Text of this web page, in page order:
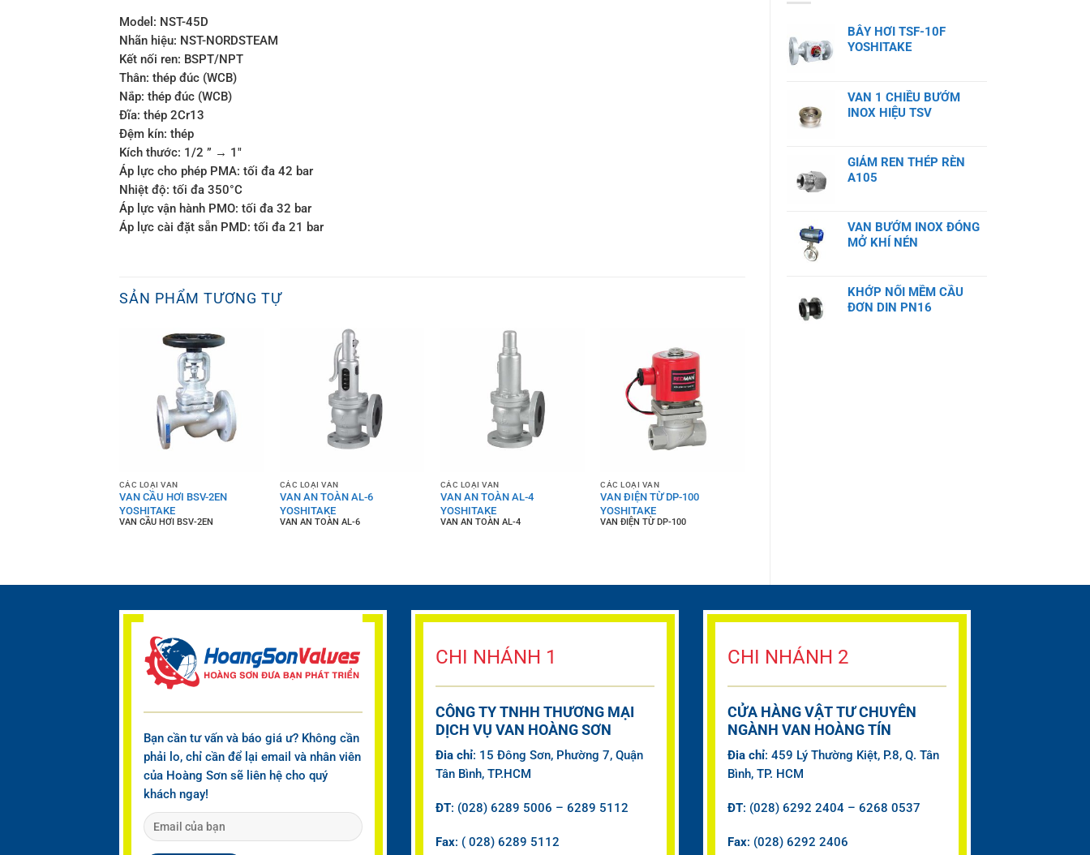
BẪY HƠI TSF-10F
YOSHITAKE
VAN 1 CHIỀU BƯỚM
INOX HIỆU TSV
GIẢM REN THÉP RÈN
A105
VAN BƯỚM INOX ĐÓNG
MỞ KHÍ NÉN
KHỚP NỐI MỀM CẦU
ĐƠN DIN PN16
Model: NST-45D
Nhãn hiệu: NST-NORDSTEAM
Kết nối ren: BSPT/NPT
Thân: thép đúc (WCB)
Nắp: thép đúc (WCB)
Đĩa: thép 2Cr13
Đệm kín: thép
Kích thước: 1/2 ” → 1″
Áp lực cho phép PMA: tối đa 42 bar
Nhiệt độ: tối đa 350°C
Áp lực vận hành PMO: tối đa 32 bar
Áp lực cài đặt sẵn PMD: tối đa 21 bar
SẢN PHẨM TƯƠNG TỰ
CÁC LOẠI VAN
VAN CẦU HƠI BSV-2EN
YOSHITAKE
VAN CẦU HƠI BSV-2EN
CÁC LOẠI VAN
VAN AN TOÀN AL-6
YOSHITAKE
VAN AN TOÀN AL-6
CÁC LOẠI VAN
VAN AN TOÀN AL-4
YOSHITAKE
VAN AN TOÀN AL-4
CÁC LOẠI VAN
VAN ĐIỆN TỪ DP-100
YOSHITAKE
VAN ĐIỆN TỪ DP-100
Bạn cần tư vấn và báo giá ư? Không cần
phải lo, chỉ cần để lại email và nhân viên
của Hoàng Sơn sẽ liên hệ cho quý
khách ngay!
CHI NHÁNH 1
CÔNG TY TNHH THƯƠNG MẠI
DỊCH VỤ VAN HOÀNG SƠN
Đia chỉ: 15 Đông Sơn, Phường 7, Quận
Tân Bình, TP.HCM
ĐT: (028) 6289 5006 – 6289 5112
Fax: ( 028) 6289 5112
CHI NHÁNH 2
CỬA HÀNG VẬT TƯ CHUYÊN
NGÀNH VAN HOÀNG TÍN
Đia chỉ: 459 Lý Thường Kiệt, P.8, Q. Tân
Bình, TP. HCM
ĐT: (028) 6292 2404 – 6268 0537
Fax: (028) 6292 2406